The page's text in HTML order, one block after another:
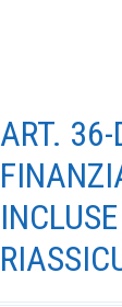
ART. 36-